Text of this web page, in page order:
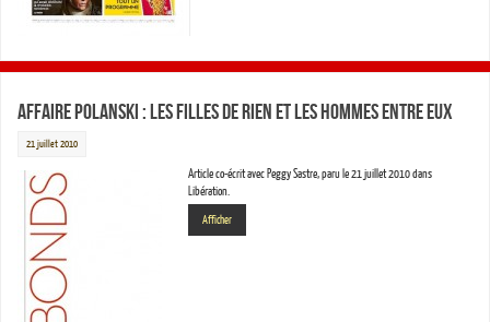
Affaire Polanski : les filles de rien et les hommes entre eux
21 juillet 2010
Article co-écrit avec Peggy Sastre, paru le 21 juillet 2010 dans
Libération.
Afficher